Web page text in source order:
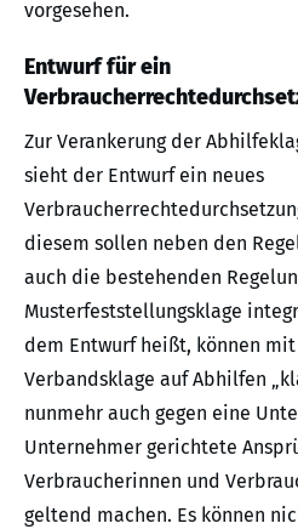
vorgesehen.
Entwurf für ein
Zur Verankerung der
sieht der Entwurf ein neues
diesem sollen neben den
auch die bestehenden
Musterfeststellungsklage
dem Entwurf heißt, können
Verbandsklage auf Abhilfen
nunmehr auch gegen eine
Unternehmer gerichtete
Verbraucherinnen und
geltend machen. Es können